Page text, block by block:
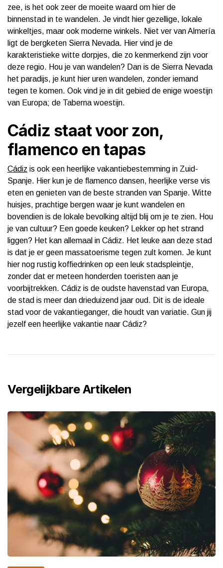
zee, is het ook zeer de moeite waard om hier de
binnenstad in te wandelen. Je vindt hier gezellige, lokale
winkeltjes, maar ook moderne winkels. Niet ver van Almería
ligt de bergketen Sierra Nevada. Hier vind je de
karakteristieke witte dorpjes, die zo kenmerkend zijn voor
deze regio. Hou je van wandelen? Dan is de Sierra Nevada
het paradijs, je kunt hier uren wandelen, zonder iemand
tegen te komen. Ook vind je in dit gebied de enige woestijn
van Europa; de Taberna woestijn.
Cádiz staat voor zon,
flamenco en tapas
Cádiz is ook een heerlijke vakantiebestemming in Zuid-
Spanje. Hier kun je de flamenco dansen, heerlijke verse vis
eten en genieten van de beste stranden van Spanje. Witte
huisjes, prachtige bergen waar je kunt wandelen en
bovendien is de lokale bevolking altijd blij om je te zien. Hou
je van cultuur? Een goede keuken? Lekker op het strand
liggen? Het kan allemaal in Cádiz. Het leuke aan deze stad
is dat je er geen massatoerisme tegen zult komen. Je kunt
hier nog rustig koffiedrinken op een leuk stadspleintje,
zonder dat er meteen honderden toeristen aan je
voorbijtrekken. Cádiz is de oudste havenstad van Europa,
de stad is meer dan drieduizend jaar oud. Dit is de ideale
stad voor de vakantieganger, die houdt van variatie. Gun jij
jezelf een heerlijke vakantie naar Cádiz?
Vergelijkbare Artikelen